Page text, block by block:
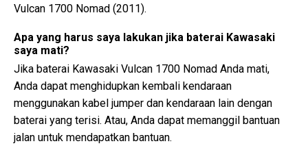
Vulcan 1700 Nomad (2011).
Apa yang harus saya lakukan jika baterai Kawasaki
saya mati?
Jika baterai Kawasaki Vulcan 1700 Nomad Anda mati,
Anda dapat menghidupkan kembali kendaraan
menggunakan kabel jumper dan kendaraan lain dengan
baterai yang terisi. Atau, Anda dapat memanggil bantuan
jalan untuk mendapatkan bantuan.